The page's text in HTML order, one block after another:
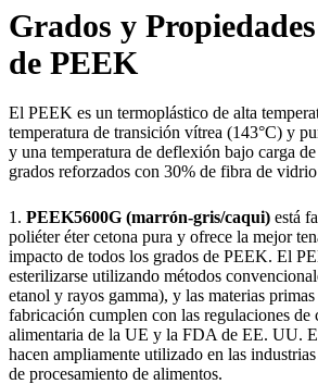
Grados y
de PEEK
El PEEK es un termoplástico de alta
temperatura de transición vítrea (143°C) y
y una temperatura de deflexión bajo carga
grados reforzados con 30% de fibra de
1. PEEK5600G (marrón-gris/caqui) está
poliéter éter cetona pura y ofrece la mejor
impacto de todos los grados de PEEK. El
esterilizarse utilizando métodos
etanol y rayos gamma), y las materias
fabricación cumplen con las regulaciones de
alimentaria de la UE y la FDA de EE. UU.
hacen ampliamente utilizado en las
de procesamiento de alimentos.